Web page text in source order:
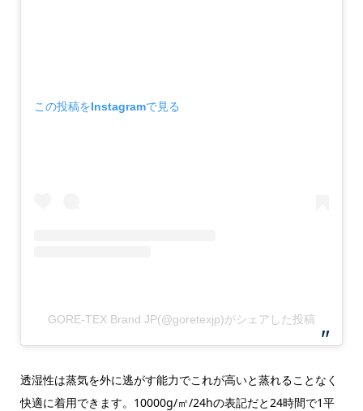
この投稿をInstagramで見る
GORE-TEX Brand JP(@goretexjp)がシェアした投稿
透湿性は蒸気を外に逃がす能力でこれが高いと蒸れることなく
快適に着用できます。10000g/㎡/24hの表記だと24時間で1平